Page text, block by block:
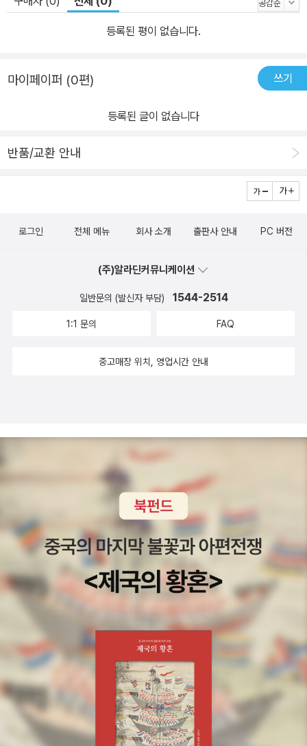
등록된 평이 없습니다.
마이페이퍼 (0편) 쓰기
등록된 글이 없습니다
반품/교환 안내
로그인 전체 메뉴 회사 소개 출판사 안내 PC 버전
(주)알라딘커뮤니케이션
일반문의 (발신자 부담) 1544-2514
1:1 문의 FAQ
중고매장 위치, 영업시간 안내